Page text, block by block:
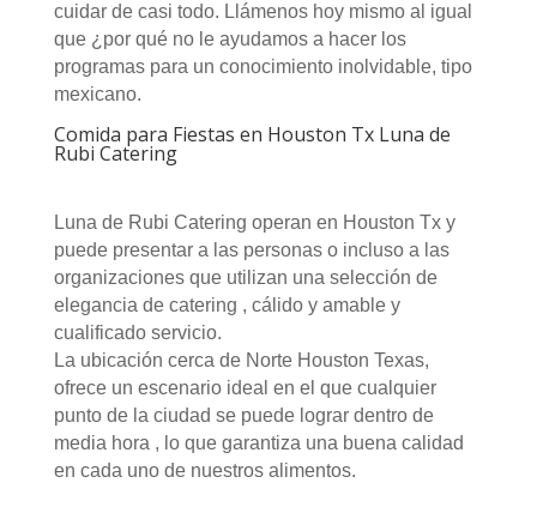
cuidar de casi todo. Llámenos hoy mismo al igual
que ¿por qué no le ayudamos a hacer los
programas para un conocimiento inolvidable, tipo
mexicano.
Comida para Fiestas en Houston Tx Luna de
Rubi Catering
Luna de Rubi Catering operan en Houston Tx y
puede presentar a las personas o incluso a las
organizaciones que utilizan una selección de
elegancia de catering , cálido y amable y
cualificado servicio.
La ubicación cerca de Norte Houston Texas,
ofrece un escenario ideal en el que cualquier
punto de la ciudad se puede lograr dentro de
media hora , lo que garantiza una buena calidad
en cada uno de nuestros alimentos.